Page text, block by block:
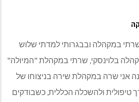
במקהלה ובבגרותי למדתי שלוש
בלוינסקי, שרתי במקהלת "המיולה"
נסגרה וכ – 20 שנה אני שרה במקהלת שירה בניצוחו של
טיפולית ולהשכלה הכללית, כשבודקים